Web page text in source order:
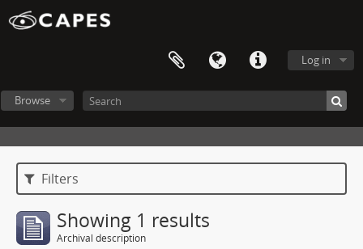
Log in
Browse
Filters
Showing 1 results
Archival description